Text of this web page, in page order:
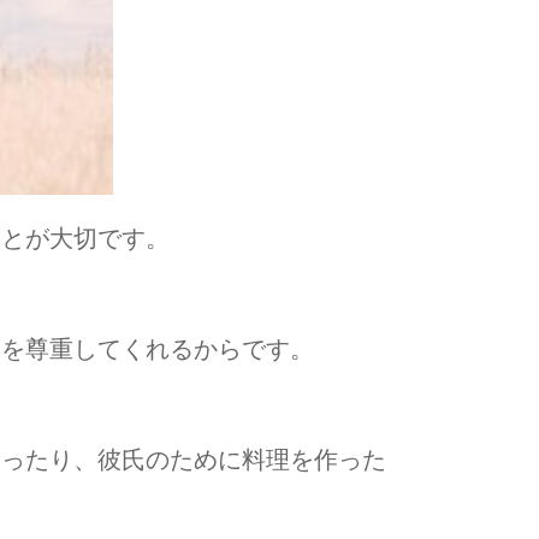
が大切です。
尊重してくれるからです。
たり、彼氏のために料理を作った